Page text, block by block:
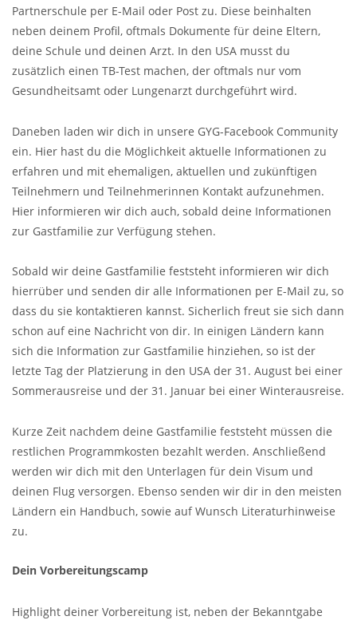
Partnerschule per E-Mail oder Post zu. Diese beinhalten
neben deinem Profil, oftmals Dokumente für deine Eltern,
deine Schule und deinen Arzt. In den USA musst du
zusätzlich einen TB-Test machen, der oftmals nur vom
Gesundheitsamt oder Lungenarzt durchgeführt wird.
Daneben laden wir dich in unsere GYG-Facebook Community
ein. Hier hast du die Möglichkeit aktuelle Informationen zu
erfahren und mit ehemaligen, aktuellen und zukünftigen
Teilnehmern und Teilnehmerinnen Kontakt aufzunehmen.
Hier informieren wir dich auch, sobald deine Informationen
zur Gastfamilie zur Verfügung stehen.
Sobald wir deine Gastfamilie feststeht informieren wir dich
hierrüber und senden dir alle Informationen per E-Mail zu, so
dass du sie kontaktieren kannst. Sicherlich freut sie sich dann
schon auf eine Nachricht von dir. In einigen Ländern kann
sich die Information zur Gastfamilie hinziehen, so ist der
letzte Tag der Platzierung in den USA der 31. August bei einer
Sommerausreise und der 31. Januar bei einer Winterausreise.
Kurze Zeit nachdem deine Gastfamilie feststeht müssen die
restlichen Programmkosten bezahlt werden. Anschließend
werden wir dich mit den Unterlagen für dein Visum und
deinen Flug versorgen. Ebenso senden wir dir in den meisten
Ländern ein Handbuch, sowie auf Wunsch Literaturhinweise
zu.
Dein Vorbereitungscamp
Highlight deiner Vorbereitung ist, neben der Bekanntgabe